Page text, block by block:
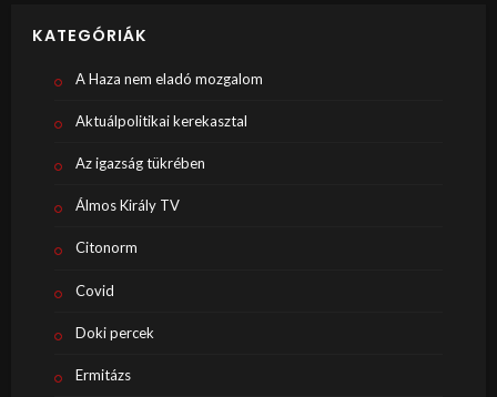
KATEGÓRIÁK
A Haza nem eladó mozgalom
Aktuálpolitikai kerekasztal
Az igazság tükrében
Álmos Király TV
Citonorm
Covid
Doki percek
Ermitázs